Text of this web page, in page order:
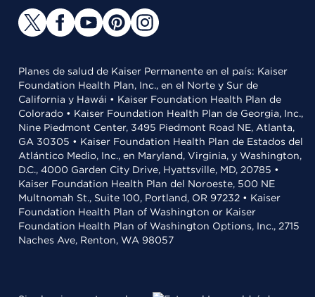
Planes de salud de Kaiser Permanente en el país: Kaiser
Foundation Health Plan, Inc., en el Norte y Sur de
California y Hawái • Kaiser Foundation Health Plan de
Colorado • Kaiser Foundation Health Plan de Georgia, Inc.,
Nine Piedmont Center, 3495 Piedmont Road NE, Atlanta,
GA 30305 • Kaiser Foundation Health Plan de Estados del
Atlántico Medio, Inc., en Maryland, Virginia, y Washington,
D.C., 4000 Garden City Drive, Hyattsville, MD, 20785 •
Kaiser Foundation Health Plan del Noroeste, 500 NE
Multnomah St., Suite 100, Portland, OR 97232 • Kaiser
Foundation Health Plan of Washington or Kaiser
Foundation Health Plan of Washington Options, Inc., 2715
Naches Ave, Renton, WA 98057